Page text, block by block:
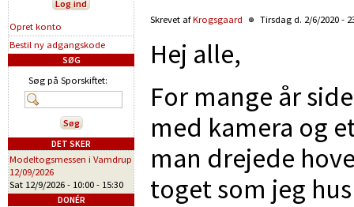
Skrevet afKrogsgaard Tirsdag d. 2/6/2020 -
Hej alle,
For mange år
med kamera og
man drejede
toget som jeg
Opret konto
Bestil ny adgangskode
SØG
Søg på Sporskiftet:
DET SKER
Modeltogsmessen i Vamdrup
12/09/2026
Sat 12/9/2026 - 10:00 - 15:30
DONÉR